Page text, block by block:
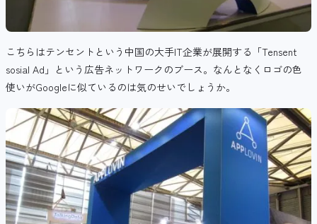
こちらはテンセントという中国の大手IT企業が展開する「Tensent
sosial Ad」という広告ネットワークのブース。なんとなくロゴの色
使いがGoogleに似ているのは気のせいでしょうか。